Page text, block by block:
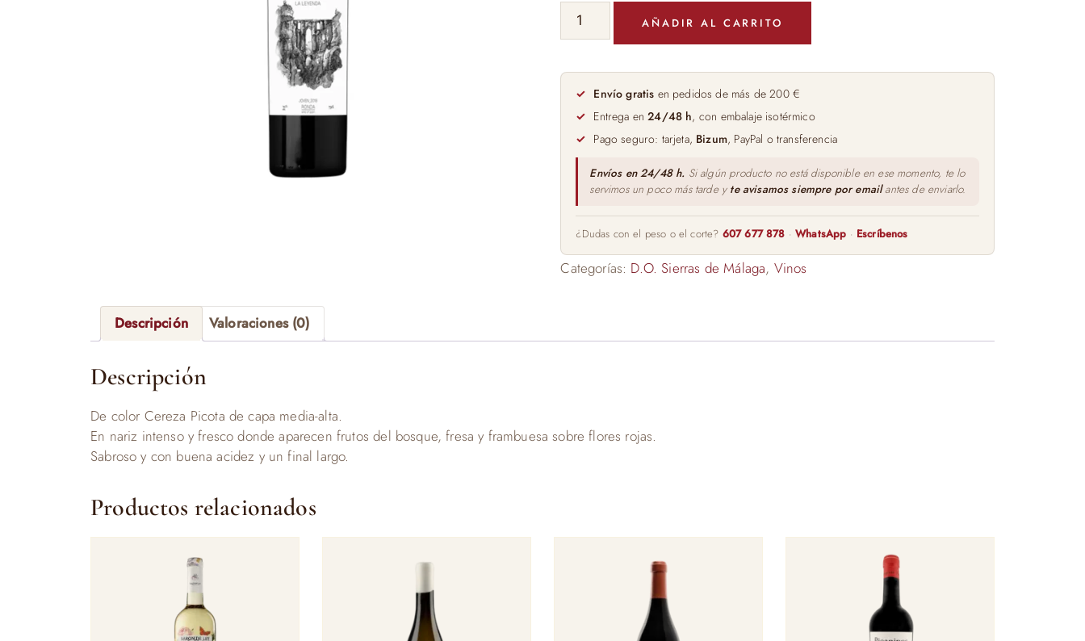
Vino
Tinto
la
Leyenda
75cl
cantidad
AÑADIR AL CARRITO
Envío gratis en pedidos de más de 200 €
Entrega en24/48 h, con embalaje isotérmico
Pago seguro: tarjeta, Bizum, PayPal o transferencia
Envíos en 24/48 h. Si algún producto no está disponible en ese momento, te lo
servimos un poco más tarde y te avisamos siempre por emailantes de enviarlo.
¿Dudas con el peso o el corte? 607 677 878 ·WhatsApp · Escríbenos
Categorías: D.O. Sierras de Málaga, Vinos
Descripción Valoraciones (0)
Descripción
De color Cereza Picota de capa media-alta.
En nariz intenso y fresco donde aparecen frutos del bosque, fresa y frambuesa sobre flores rojas.
Sabroso y con buena acidez y un final largo.
Productos relacionados